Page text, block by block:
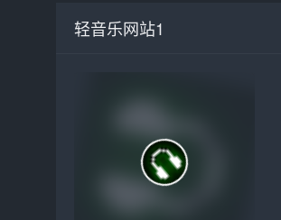
轻音乐网站1